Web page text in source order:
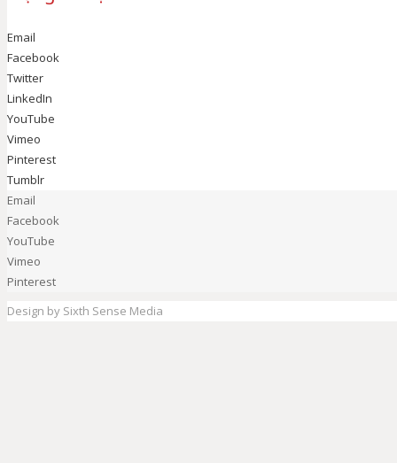
Email
Facebook
Twitter
LinkedIn
YouTube
Vimeo
Pinterest
Tumblr
Email
Facebook
YouTube
Vimeo
Pinterest
Design by Sixth Sense Media